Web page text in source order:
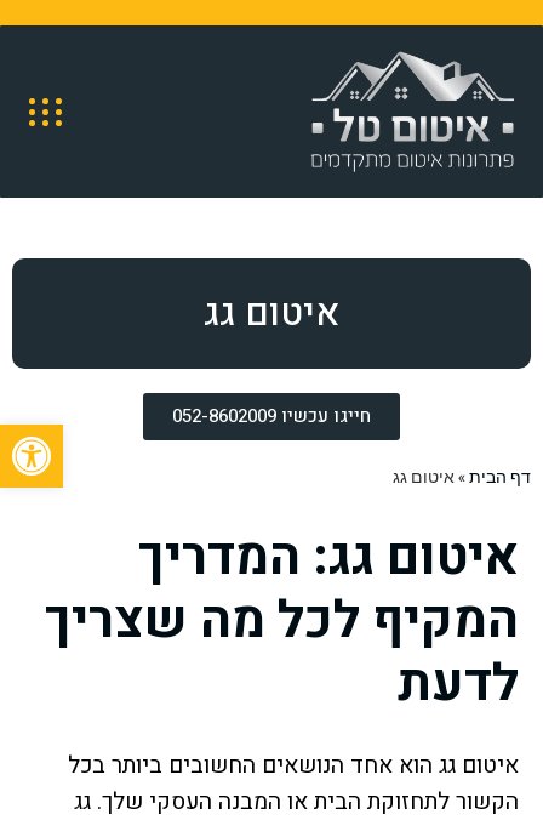
איטום גג
חייגו עכשיו 052-8602009
דף הבית»איטום גג
איטום גג: המדריך
המקיף לכל מה שצריך
לדעת
איטום גג הוא אחד הנושאים החשובים ביותר בכל
הקשור לתחזוקת הבית או המבנה העסקי שלך. גג